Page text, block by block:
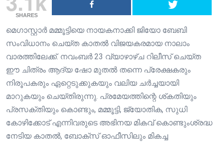
SHARES
മെഗാസ്റ്റാർ മമ്മൂട്ടിയെ നായകനാക്കി ജിയോ ബേബി
സംവിധാനം ചെയ്ത കാതൽ വിജയകരമായ നാലാം
വാരത്തിലേക്ക്. നവംബർ 23 വ്യാഴാഴ്ച റിലീസ് ചെയ്ത
ഈ ചിത്രം ആദ്യ ഷോ മുതൽ തന്നെ പ്രേക്ഷകരും
നിരൂപകരും ഏറ്റെടുക്കുകയും വലിയ ചർച്ചയായി
മാറുകയും ചെയ്തിരുന്നു. പ്രമേയത്തിന്റെ ശ്കതിയും
പ്രസക്തിയും കൊണ്ടും, മമ്മൂട്ടി, ജ്യോതിക, സുധി
കോഴിക്കോട് എന്നിവരുടെ അഭിനയ മികവ് കൊണ്ടുംശ്രദ്ധ
നേടിയ കാതൽ, ബോക്സ് ഓഫീസിലും മികച്ച